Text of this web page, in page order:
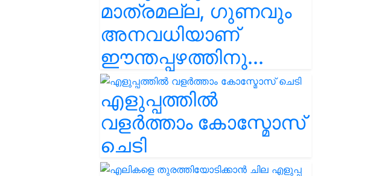
മാത്രമല്ല, ഗുണവും
അനവധിയാണ്
ഈന്തപ്പഴത്തിനു...
എളുപ്പത്തിൽ
വളർത്താം കോസ്മോസ്
ചെടി